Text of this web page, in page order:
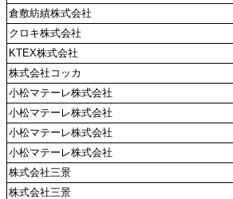
倉敷紡績株式会社
クロキ株式会社
KTEX株式会社
株式会社コッカ
小松マテーレ株式会社
小松マテーレ株式会社
小松マテーレ株式会社
小松マテーレ株式会社
株式会社三景
株式会社三景